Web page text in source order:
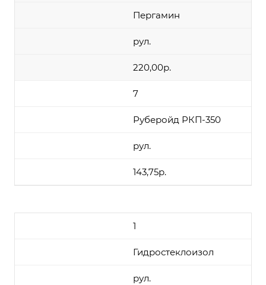
Пергамин
рул.
220,00р.
7
Руберойд РКП-350
рул.
143,75р.
1
Гидростеклоизол
рул.